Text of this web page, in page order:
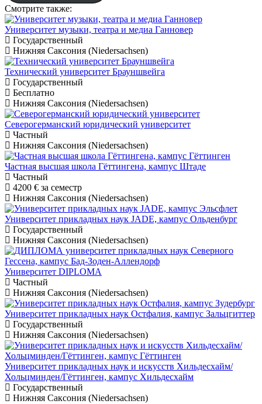
Смотрите также:
Университет музыки, театра и медиа Ганновер
Государственный
Нижняя Саксония (Niedersachsen)
Технический университет Брауншвейга
Государственный
Бесплатно
Нижняя Саксония (Niedersachsen)
Северогерманский юридический университет
Частный
Нижняя Саксония (Niedersachsen)
Частная высшая школа Гёттингена, кампус Штаде
Частный
4200 € за семестр
Нижняя Саксония (Niedersachsen)
Университет прикладных наук JADE, кампус Ольденбург
Государственный
Нижняя Саксония (Niedersachsen)
Университет DIPLOMA
Частный
Нижняя Саксония (Niedersachsen)
Университет прикладных наук Остфалия, кампус Зальцгиттер
Государственный
Нижняя Саксония (Niedersachsen)
Университет прикладных наук и искусств Хильдесхайм/
Хольцминден/Гёттинген, кампус Хильдесхайм
Государственный
Нижняя Саксония (Niedersachsen)